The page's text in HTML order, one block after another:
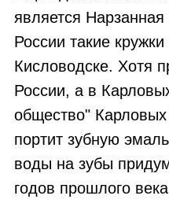
является
России такие
Кисловодске. Хотя
России, а в
общество"
портит зубную
воды на зубы
годов прошлого